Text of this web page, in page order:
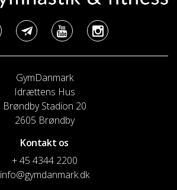
GymDanmark
Idrættens Hus
Brøndby Stadion 20
2605 Brøndby
Kontakt os
+ 45 4344 2200
info@gymdanmark.dk